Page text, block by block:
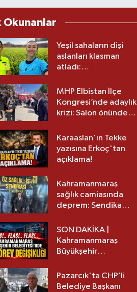
Okunanlar
Yeşil sahaların dişi
aslanları klasman
atladı:
üst lige iki transfer!
MHP Elbistan İlçe
Kongresi’nde adaylık
krizi: Salon önünde
Karaaslan'ın Tekke
yazısına Erkoç'tan
açıklama!
Kahramanmaraş
sağlık camiasında
deprem: Sendika
SON DAKİKA |
Kahramanmaraş
Büyükşehir
görev değişikliği!
Pazarcık'ta CHP’li
Belediye Başkanı